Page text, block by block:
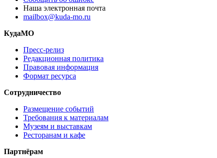
Наша электронная почта
mailbox@kuda-mo.ru
КудаМО
Пресс-релиз
Редакционная политика
Правовая информация
Формат ресурса
Сотрудничество
Размещение событий
Требования к материалам
Музеям и выставкам
Ресторанам и кафе
Партнёрам